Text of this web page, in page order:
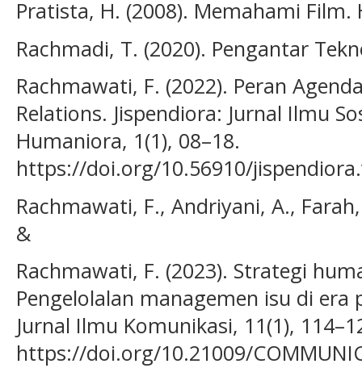
Pratista, H. (2008). Memahami Film.
Rachmadi, T. (2020). Pengantar
Rachmawati, F. (2022). Peran
Relations. Jispendiora: Jurnal Ilmu
Humaniora, 1(1), 08–18.
https://doi.org/10.56910/
Rachmawati, F., Andriyani, A.,
&
Rachmawati, F. (2023). Strategi
Pengelolalan managemen isu di
Jurnal Ilmu Komunikasi, 11(1),
https://doi.org/10.21009/